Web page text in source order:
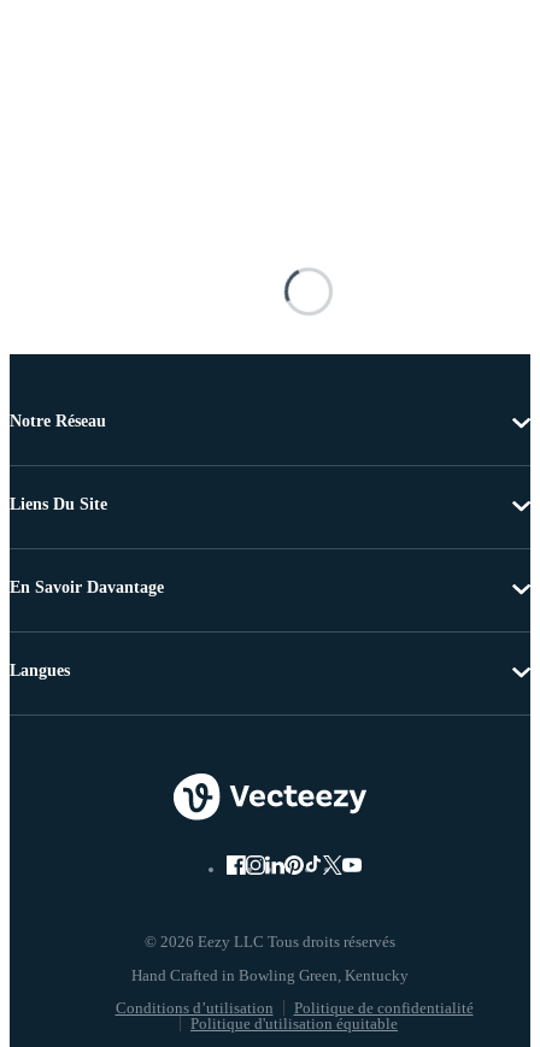
Notre Réseau
Liens Du Site
En Savoir Davantage
© 2026 Eezy LLC Tous droits réservés
Conditions d’utilisation
Politique de confidentialité
Politique d'utilisation équitable
Langues